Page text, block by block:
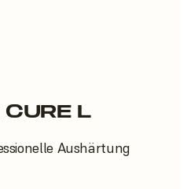
CURE L
Aushärtung